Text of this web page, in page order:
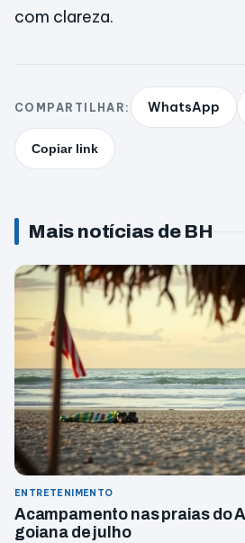
com clareza.
COMPARTILHAR: WhatsApp
Copiar link
Mais notícias de BH
ENTRETENIMENTO
Acampamento nas praias do
goiana de julho